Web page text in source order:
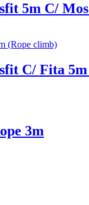
5m C/
C/ Fita
3m